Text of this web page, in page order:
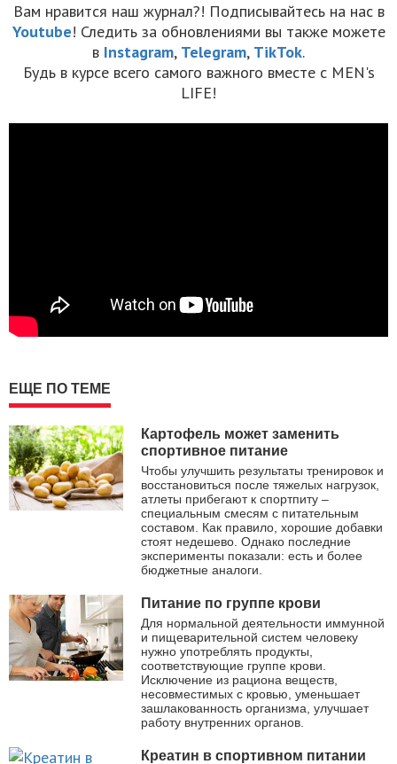
Вам нравится наш журнал?! Подписывайтесь на нас в
Youtube! Следить за обновлениями вы также можете
в Instagram, Telegram, TikTok.
Будь в курсе всего самого важного вместе с MEN's
LIFE!
ЕЩЕ ПО ТЕМЕ
Картофель может заменить
спортивное питание
Чтобы улучшить результаты тренировок и
восстановиться после тяжелых нагрузок,
атлеты прибегают к спортпиту –
специальным смесям с питательным
составом. Как правило, хорошие добавки
стоят недешево. Однако последние
эксперименты показали: есть и более
бюджетные аналоги.
Питание по группе крови
Для нормальной деятельности иммунной
и пищеварительной систем человеку
нужно употреблять продукты,
соответствующие группе крови.
Исключение из рациона веществ,
несовместимых с кровью, уменьшает
зашлакованность организма, улучшает
работу внутренних органов.
Креатин в спортивном питании